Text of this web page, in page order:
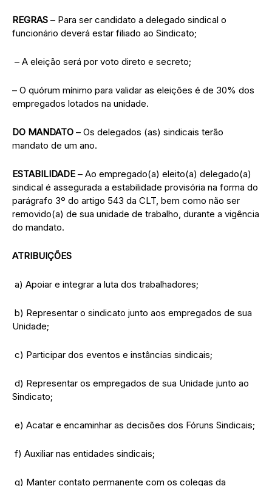
REGRAS – Para ser candidato a delegado sindical o
funcionário deverá estar filiado ao Sindicato;
– A eleição será por voto direto e secreto;
– O quórum mínimo para validar as eleições é de 30% dos
empregados lotados na unidade.
DO MANDATO – Os delegados (as) sindicais terão
mandato de um ano.
ESTABILIDADE – Ao empregado(a) eleito(a) delegado(a)
sindical é assegurada a estabilidade provisória na forma do
parágrafo 3º do artigo 543 da CLT, bem como não ser
removido(a) de sua unidade de trabalho, durante a vigência
do mandato.
ATRIBUIÇÕES
a) Apoiar e integrar a luta dos trabalhadores;
b) Representar o sindicato junto aos empregados de sua
Unidade;
c) Participar dos eventos e instâncias sindicais;
d) Representar os empregados de sua Unidade junto ao
Sindicato;
e) Acatar e encaminhar as decisões dos Fóruns Sindicais;
f) Auxiliar nas entidades sindicais;
g) Manter contato permanente com os colegas da